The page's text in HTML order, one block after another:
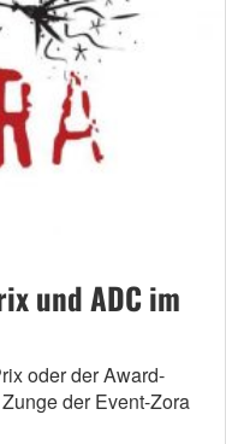
und ADC im
oder der Award-
der Event-Zora